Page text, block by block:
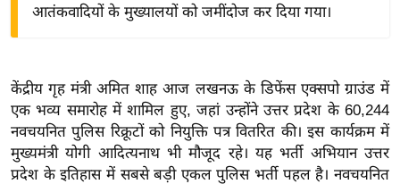
त
वि
शे
ष
ज्ञ
आतंकवादियों के मुख्यालयों को जमींदोज कर दिया गया।
केंद्रीय गृह मंत्री अमित शाह आज लखनऊ के डिफेंस एक्सपो ग्राउंड में
एक भव्य समारोह में शामिल हुए, जहां उन्होंने उत्तर प्रदेश के 60,244
नवचयनित पुलिस रिक्रूटों को नियुक्ति पत्र वितरित की। इस कार्यक्रम में
मुख्यमंत्री योगी आदित्यनाथ भी मौजूद रहे। यह भर्ती अभियान उत्तर
प्रदेश के इतिहास में सबसे बड़ी एकल पुलिस भर्ती पहल है। नवचयनित